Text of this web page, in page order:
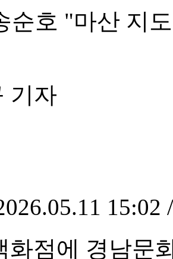
순호 "마산 지
기자
15:02
화점에 경남문